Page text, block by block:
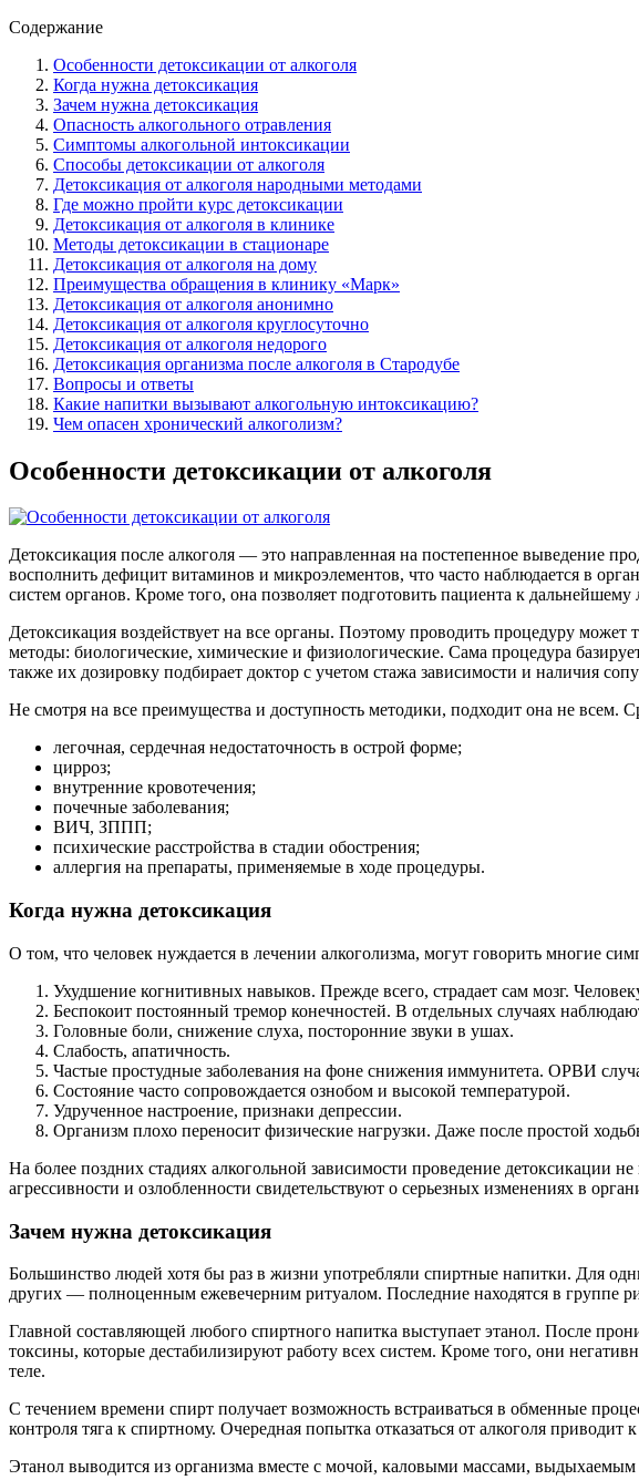
Содержание
Особенности детоксикации от алкоголя
Когда нужна детоксикация
Зачем нужна детоксикация
Опасность алкогольного отравления
Симптомы алкогольной интоксикации
Способы детоксикации от алкоголя
Детоксикация от алкоголя народными методами
Где можно пройти курс детоксикации
Детоксикация от алкоголя в клинике
Методы детоксикации в стационаре
Детоксикация от алкоголя на дому
Преимущества обращения в клинику «Марк»
Детоксикация от алкоголя анонимно
Детоксикация от алкоголя круглосуточно
Детоксикация от алкоголя недорого
Детоксикация организма после алкоголя в Стародубе
Вопросы и ответы
Какие напитки вызывают алкогольную интоксикацию?
Чем опасен хронический алкоголизм?
Особенности детоксикации от алкоголя
Детоксикация после алкоголя — это направленная на постепенное выведение
восполнить дефицит витаминов и микроэлементов, что часто наблюдается в
систем органов. Кроме того, она позволяет подготовить пациента к
Детоксикация воздействует на все органы. Поэтому проводить процедуру
методы: биологические, химические и физиологические. Сама процедура
также их дозировку подбирает доктор с учетом стажа зависимости и наличия
Не смотря на все преимущества и доступность методики, подходит она не
легочная, сердечная недостаточность в острой форме;
цирроз;
внутренние кровотечения;
почечные заболевания;
ВИЧ, ЗППП;
психические расстройства в стадии обострения;
аллергия на препараты, применяемые в ходе процедуры.
Когда нужна детоксикация
О том, что человек нуждается в лечении алкоголизма, могут говорить многие
Ухудшение когнитивных навыков. Прежде всего, страдает сам мозг.
Беспокоит постоянный тремор конечностей. В отдельных случаях
Головные боли, снижение слуха, посторонние звуки в ушах.
Слабость, апатичность.
Частые простудные заболевания на фоне снижения иммунитета. ОРВИ
Состояние часто сопровождается ознобом и высокой температурой.
Удрученное настроение, признаки депрессии.
Организм плохо переносит физические нагрузки. Даже после простой
На более поздних стадиях алкогольной зависимости проведение
агрессивности и озлобленности свидетельствуют о серьезных изменениях в
Зачем нужна детоксикация
Большинство людей хотя бы раз в жизни употребляли спиртные напитки. Для
других — полноценным ежевечерним ритуалом. Последние находятся в группе
Главной составляющей любого спиртного напитка выступает этанол. После
токсины, которые дестабилизируют работу всех систем. Кроме того, они
теле.
С течением времени спирт получает возможность встраиваться в обменные
контроля тяга к спиртному. Очередная попытка отказаться от алкоголя
Этанол выводится из организма вместе с мочой, каловыми массами,